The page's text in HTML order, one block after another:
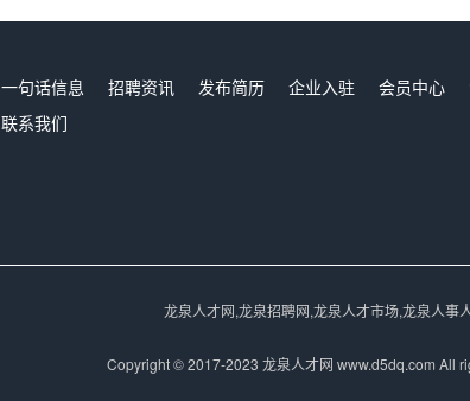
一句话信息 招聘资讯 发布简历 企业入驻 会员中心
联系我们
龙泉人才网,龙泉招聘网,龙泉人才市场,龙泉人事
Copyright © 2017-2023 龙泉人才网 www.d5dq.com All